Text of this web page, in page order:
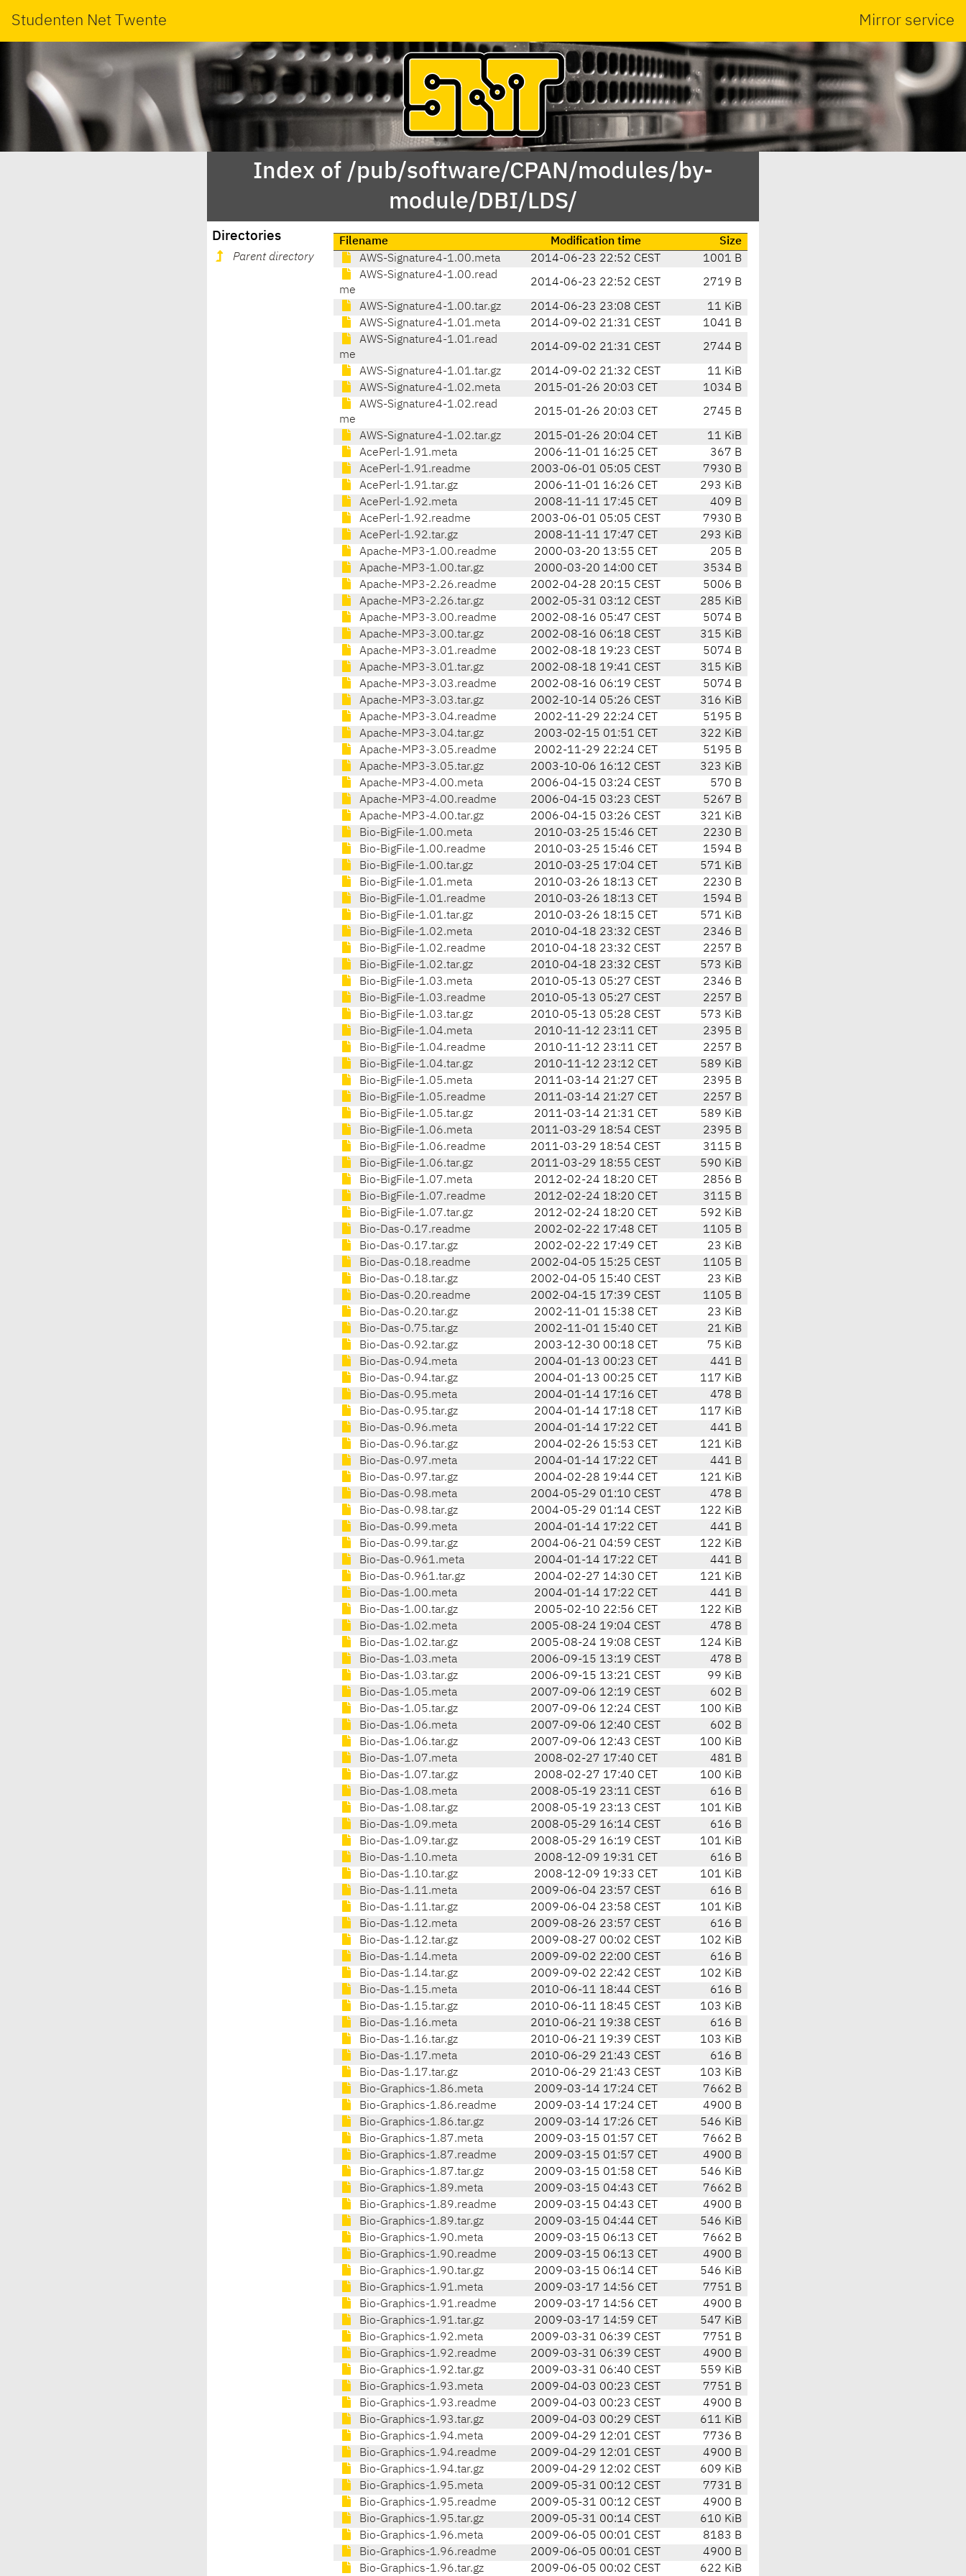
Studenten Net Twente Mirror service
Index of /pub/software/CPAN/modules/by-
module/DBI/LDS/
Directories
Parent directory
Filename Modification time
Size
AWS-Signature4-1.00.meta
2014-06-23 22:52 CEST
1001 B
AWS-Signature4-1.00.read
me
2014-06-23 22:52 CEST 2719 B
AWS-Signature4-1.00.tar.gz 2014-06-23 23:08 CEST
11 KiB
AWS-Signature4-1.01.meta
2014-09-02 21:31 CEST
1041 B
AWS-Signature4-1.01.read
me
2014-09-02 21:31 CEST 2744 B
AWS-Signature4-1.01.tar.gz 2014-09-02 21:32 CEST
11 KiB
AWS-Signature4-1.02.meta
2015-01-26 20:03 CET
1034 B
AWS-Signature4-1.02.read
me
2015-01-26 20:03 CET 2745 B
AWS-Signature4-1.02.tar.gz 2015-01-26 20:04 CET
11 KiB
AcePerl-1.91.meta
2006-11-01 16:25 CET
367 B
AcePerl-1.91.readme
2003-06-01 05:05 CEST
7930 B
AcePerl-1.91.tar.gz
2006-11-01 16:26 CET
293 KiB
AcePerl-1.92.meta
2008-11-11 17:45 CET
409 B
AcePerl-1.92.readme
2003-06-01 05:05 CEST
7930 B
AcePerl-1.92.tar.gz
2008-11-11 17:47 CET
293 KiB
Apache-MP3-1.00.readme
2000-03-20 13:55 CET
205 B
Apache-MP3-1.00.tar.gz
2000-03-20 14:00 CET
3534 B
Apache-MP3-2.26.readme
2002-04-28 20:15 CEST
5006 B
Apache-MP3-2.26.tar.gz
2002-05-31 03:12 CEST
285 KiB
Apache-MP3-3.00.readme
2002-08-16 05:47 CEST
5074 B
Apache-MP3-3.00.tar.gz
2002-08-16 06:18 CEST
315 KiB
Apache-MP3-3.01.readme
2002-08-18 19:23 CEST
5074 B
Apache-MP3-3.01.tar.gz
2002-08-18 19:41 CEST
315 KiB
Apache-MP3-3.03.readme
2002-08-16 06:19 CEST
5074 B
Apache-MP3-3.03.tar.gz
2002-10-14 05:26 CEST
316 KiB
Apache-MP3-3.04.readme
2002-11-29 22:24 CET
5195 B
Apache-MP3-3.04.tar.gz
2003-02-15 01:51 CET
322 KiB
Apache-MP3-3.05.readme
2002-11-29 22:24 CET
5195 B
Apache-MP3-3.05.tar.gz
2003-10-06 16:12 CEST
323 KiB
Apache-MP3-4.00.meta
2006-04-15 03:24 CEST
570 B
Apache-MP3-4.00.readme
2006-04-15 03:23 CEST
5267 B
Apache-MP3-4.00.tar.gz
2006-04-15 03:26 CEST
321 KiB
Bio-BigFile-1.00.meta
2010-03-25 15:46 CET
2230 B
Bio-BigFile-1.00.readme
2010-03-25 15:46 CET
1594 B
Bio-BigFile-1.00.tar.gz
2010-03-25 17:04 CET
571 KiB
Bio-BigFile-1.01.meta
2010-03-26 18:13 CET
2230 B
Bio-BigFile-1.01.readme
2010-03-26 18:13 CET
1594 B
Bio-BigFile-1.01.tar.gz
2010-03-26 18:15 CET
571 KiB
Bio-BigFile-1.02.meta
2010-04-18 23:32 CEST
2346 B
Bio-BigFile-1.02.readme
2010-04-18 23:32 CEST
2257 B
Bio-BigFile-1.02.tar.gz
2010-04-18 23:32 CEST
573 KiB
Bio-BigFile-1.03.meta
2010-05-13 05:27 CEST
2346 B
Bio-BigFile-1.03.readme
2010-05-13 05:27 CEST
2257 B
Bio-BigFile-1.03.tar.gz
2010-05-13 05:28 CEST
573 KiB
Bio-BigFile-1.04.meta
2010-11-12 23:11 CET
2395 B
Bio-BigFile-1.04.readme
2010-11-12 23:11 CET
2257 B
Bio-BigFile-1.04.tar.gz
2010-11-12 23:12 CET
589 KiB
Bio-BigFile-1.05.meta
2011-03-14 21:27 CET
2395 B
Bio-BigFile-1.05.readme
2011-03-14 21:27 CET
2257 B
Bio-BigFile-1.05.tar.gz
2011-03-14 21:31 CET
589 KiB
Bio-BigFile-1.06.meta
2011-03-29 18:54 CEST
2395 B
Bio-BigFile-1.06.readme
2011-03-29 18:54 CEST
3115 B
Bio-BigFile-1.06.tar.gz
2011-03-29 18:55 CEST
590 KiB
Bio-BigFile-1.07.meta
2012-02-24 18:20 CET
2856 B
Bio-BigFile-1.07.readme
2012-02-24 18:20 CET
3115 B
Bio-BigFile-1.07.tar.gz
2012-02-24 18:20 CET
592 KiB
Bio-Das-0.17.readme
2002-02-22 17:48 CET
1105 B
Bio-Das-0.17.tar.gz
2002-02-22 17:49 CET
23 KiB
Bio-Das-0.18.readme
2002-04-05 15:25 CEST
1105 B
Bio-Das-0.18.tar.gz
2002-04-05 15:40 CEST
23 KiB
Bio-Das-0.20.readme
2002-04-15 17:39 CEST
1105 B
Bio-Das-0.20.tar.gz
2002-11-01 15:38 CET
23 KiB
Bio-Das-0.75.tar.gz
2002-11-01 15:40 CET
21 KiB
Bio-Das-0.92.tar.gz
2003-12-30 00:18 CET
75 KiB
Bio-Das-0.94.meta
2004-01-13 00:23 CET
441 B
Bio-Das-0.94.tar.gz
2004-01-13 00:25 CET
117 KiB
Bio-Das-0.95.meta
2004-01-14 17:16 CET
478 B
Bio-Das-0.95.tar.gz
2004-01-14 17:18 CET
117 KiB
Bio-Das-0.96.meta
2004-01-14 17:22 CET
441 B
Bio-Das-0.96.tar.gz
2004-02-26 15:53 CET
121 KiB
Bio-Das-0.97.meta
2004-01-14 17:22 CET
441 B
Bio-Das-0.97.tar.gz
2004-02-28 19:44 CET
121 KiB
Bio-Das-0.98.meta
2004-05-29 01:10 CEST
478 B
Bio-Das-0.98.tar.gz
2004-05-29 01:14 CEST
122 KiB
Bio-Das-0.99.meta
2004-01-14 17:22 CET
441 B
Bio-Das-0.99.tar.gz
2004-06-21 04:59 CEST
122 KiB
Bio-Das-0.961.meta
2004-01-14 17:22 CET
441 B
Bio-Das-0.961.tar.gz
2004-02-27 14:30 CET
121 KiB
Bio-Das-1.00.meta
2004-01-14 17:22 CET
441 B
Bio-Das-1.00.tar.gz
2005-02-10 22:56 CET
122 KiB
Bio-Das-1.02.meta
2005-08-24 19:04 CEST
478 B
Bio-Das-1.02.tar.gz
2005-08-24 19:08 CEST
124 KiB
Bio-Das-1.03.meta
2006-09-15 13:19 CEST
478 B
Bio-Das-1.03.tar.gz
2006-09-15 13:21 CEST
99 KiB
Bio-Das-1.05.meta
2007-09-06 12:19 CEST
602 B
Bio-Das-1.05.tar.gz
2007-09-06 12:24 CEST
100 KiB
Bio-Das-1.06.meta
2007-09-06 12:40 CEST
602 B
Bio-Das-1.06.tar.gz
2007-09-06 12:43 CEST
100 KiB
Bio-Das-1.07.meta
2008-02-27 17:40 CET
481 B
Bio-Das-1.07.tar.gz
2008-02-27 17:40 CET
100 KiB
Bio-Das-1.08.meta
2008-05-19 23:11 CEST
616 B
Bio-Das-1.08.tar.gz
2008-05-19 23:13 CEST
101 KiB
Bio-Das-1.09.meta
2008-05-29 16:14 CEST
616 B
Bio-Das-1.09.tar.gz
2008-05-29 16:19 CEST
101 KiB
Bio-Das-1.10.meta
2008-12-09 19:31 CET
616 B
Bio-Das-1.10.tar.gz
2008-12-09 19:33 CET
101 KiB
Bio-Das-1.11.meta
2009-06-04 23:57 CEST
616 B
Bio-Das-1.11.tar.gz
2009-06-04 23:58 CEST
101 KiB
Bio-Das-1.12.meta
2009-08-26 23:57 CEST
616 B
Bio-Das-1.12.tar.gz
2009-08-27 00:02 CEST
102 KiB
Bio-Das-1.14.meta
2009-09-02 22:00 CEST
616 B
Bio-Das-1.14.tar.gz
2009-09-02 22:42 CEST
102 KiB
Bio-Das-1.15.meta
2010-06-11 18:44 CEST
616 B
Bio-Das-1.15.tar.gz
2010-06-11 18:45 CEST
103 KiB
Bio-Das-1.16.meta
2010-06-21 19:38 CEST
616 B
Bio-Das-1.16.tar.gz
2010-06-21 19:39 CEST
103 KiB
Bio-Das-1.17.meta
2010-06-29 21:43 CEST
616 B
Bio-Das-1.17.tar.gz
2010-06-29 21:43 CEST
103 KiB
Bio-Graphics-1.86.meta
2009-03-14 17:24 CET
7662 B
Bio-Graphics-1.86.readme
2009-03-14 17:24 CET
4900 B
Bio-Graphics-1.86.tar.gz
2009-03-14 17:26 CET
546 KiB
Bio-Graphics-1.87.meta
2009-03-15 01:57 CET
7662 B
Bio-Graphics-1.87.readme
2009-03-15 01:57 CET
4900 B
Bio-Graphics-1.87.tar.gz
2009-03-15 01:58 CET
546 KiB
Bio-Graphics-1.89.meta
2009-03-15 04:43 CET
7662 B
Bio-Graphics-1.89.readme
2009-03-15 04:43 CET
4900 B
Bio-Graphics-1.89.tar.gz
2009-03-15 04:44 CET
546 KiB
Bio-Graphics-1.90.meta
2009-03-15 06:13 CET
7662 B
Bio-Graphics-1.90.readme
2009-03-15 06:13 CET
4900 B
Bio-Graphics-1.90.tar.gz
2009-03-15 06:14 CET
546 KiB
Bio-Graphics-1.91.meta
2009-03-17 14:56 CET
7751 B
Bio-Graphics-1.91.readme
2009-03-17 14:56 CET
4900 B
Bio-Graphics-1.91.tar.gz
2009-03-17 14:59 CET
547 KiB
Bio-Graphics-1.92.meta
2009-03-31 06:39 CEST
7751 B
Bio-Graphics-1.92.readme
2009-03-31 06:39 CEST
4900 B
Bio-Graphics-1.92.tar.gz
2009-03-31 06:40 CEST
559 KiB
Bio-Graphics-1.93.meta
2009-04-03 00:23 CEST
7751 B
Bio-Graphics-1.93.readme
2009-04-03 00:23 CEST
4900 B
Bio-Graphics-1.93.tar.gz
2009-04-03 00:29 CEST
611 KiB
Bio-Graphics-1.94.meta
2009-04-29 12:01 CEST
7736 B
Bio-Graphics-1.94.readme
2009-04-29 12:01 CEST
4900 B
Bio-Graphics-1.94.tar.gz
2009-04-29 12:02 CEST
609 KiB
Bio-Graphics-1.95.meta
2009-05-31 00:12 CEST
7731 B
Bio-Graphics-1.95.readme
2009-05-31 00:12 CEST
4900 B
Bio-Graphics-1.95.tar.gz
2009-05-31 00:14 CEST
610 KiB
Bio-Graphics-1.96.meta
2009-06-05 00:01 CEST
8183 B
Bio-Graphics-1.96.readme
2009-06-05 00:01 CEST
4900 B
Bio-Graphics-1.96.tar.gz
2009-06-05 00:02 CEST 622 KiB